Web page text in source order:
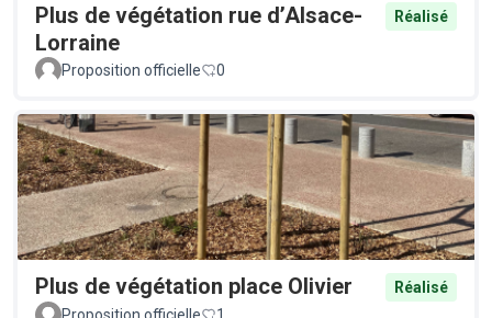
Plus de végétation rue d’Alsace-
Lorraine
Réalisé
Proposition officielle 0
Plus de végétation place Olivier
Réalisé